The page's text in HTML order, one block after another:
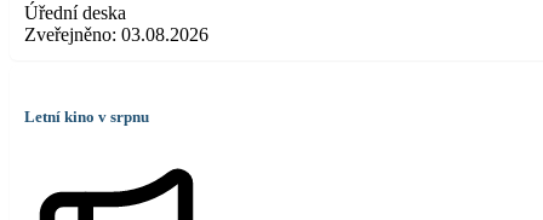
Úřední deska
Zveřejněno: 03.08.2026
Letní kino v srpnu